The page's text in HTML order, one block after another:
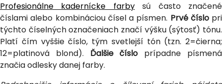
Profesionálne kadernícke farbysú často značené
číslami alebo kombináciou čísel a písmen. Prvé číslopri
týchto číselných označeniach značí výšku (sýtosť) tónu.
Platí čím vyššie číslo, tým svetlejší tón (tzn. 2=čierna;
12=platinová blond). Ďalšie číslo prípadne písmená
značia odlesky danej farby.